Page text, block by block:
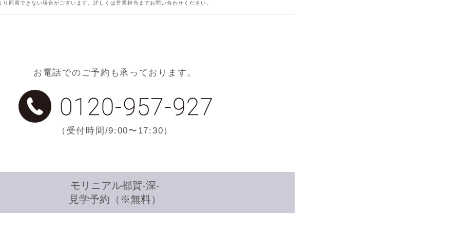
同席できない場合がございます。詳しくは営業担当までお問い合わせください。
お電話でのご予約も承っております。
（受付時間/9:00〜17:30）
モリニアル都賀-深-
見学予約（※無料）